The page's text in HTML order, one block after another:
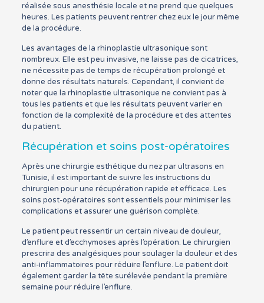
réalisée sous anesthésie locale et ne prend que quelques
heures. Les patients peuvent rentrer chez eux le jour même
de la procédure.
Les avantages de la rhinoplastie ultrasonique sont
nombreux. Elle est peu invasive, ne laisse pas de cicatrices,
ne nécessite pas de temps de récupération prolongé et
donne des résultats naturels. Cependant, il convient de
noter que la rhinoplastie ultrasonique ne convient pas à
tous les patients et que les résultats peuvent varier en
fonction de la complexité de la procédure et des attentes
du patient.
Récupération et soins post-opératoires
Après une chirurgie esthétique du nez par ultrasons en
Tunisie, il est important de suivre les instructions du
chirurgien pour une récupération rapide et efficace. Les
soins post-opératoires sont essentiels pour minimiser les
complications et assurer une guérison complète.
Le patient peut ressentir un certain niveau de douleur,
d’enflure et d’ecchymoses après l’opération. Le chirurgien
prescrira des analgésiques pour soulager la douleur et des
anti-inflammatoires pour réduire l’enflure. Le patient doit
également garder la tête surélevée pendant la première
semaine pour réduire l’enflure.